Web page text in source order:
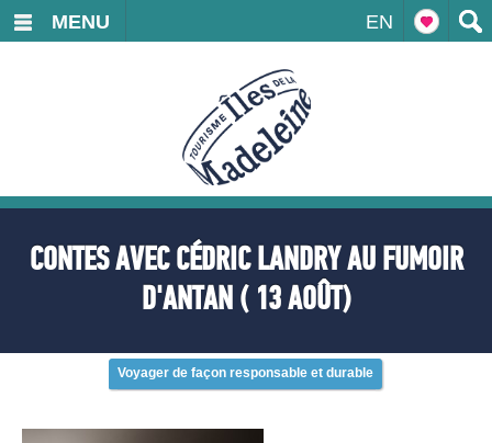
EN
MENU
CONTES AVEC CÉDRIC LANDRY AU FUMOIR
D'ANTAN ( 13 AOÛT)
Voyager de façon responsable et durable